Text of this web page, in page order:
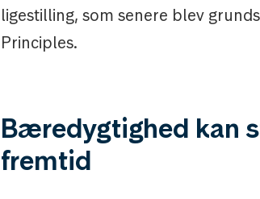
ligestilling, som senere blev
Principles.
Bæredygtighed kan
fremtid